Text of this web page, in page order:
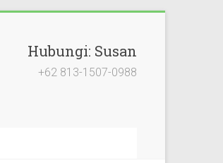
Hubungi: Susan
+62 813-1507-0988